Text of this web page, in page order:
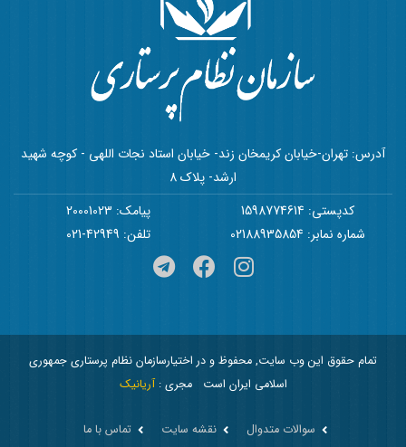
آدرس: تهران-خیابان کریمخان زند- خیابان استاد نجات اللهی - کوچه شهید
ارشد- پلاک 8
کدپستی: 1598774614
پیامک: 20001023
شماره نمابر: 02188935854
تلفن: 42949-021
تمام حقوق این وب سایت, محفوظ و در اختیارسازمان نظام پرستاری جمهوری
اسلامی ایران است
مجری :آریانیک
سوالات متدوال نقشه سایت تماس با ما